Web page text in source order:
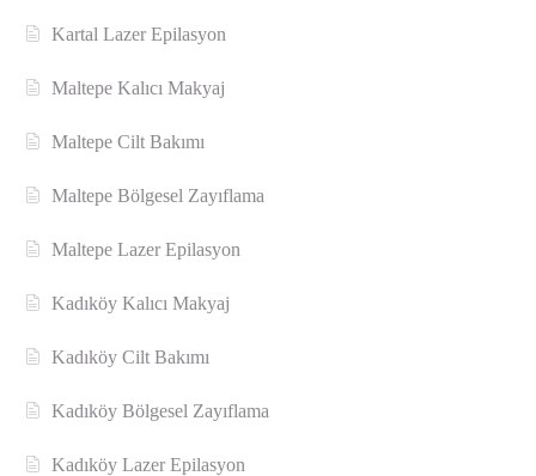
Kartal Lazer Epilasyon
Maltepe Kalıcı Makyaj
Maltepe Cilt Bakımı
Maltepe Bölgesel Zayıflama
Maltepe Lazer Epilasyon
Kadıköy Kalıcı Makyaj
Kadıköy Cilt Bakımı
Kadıköy Bölgesel Zayıflama
Kadıköy Lazer Epilasyon